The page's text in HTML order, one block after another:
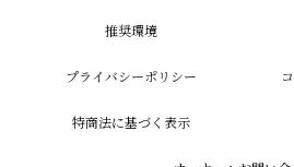
推奨環境
プライバシーポリシー
特商法に基づく表示